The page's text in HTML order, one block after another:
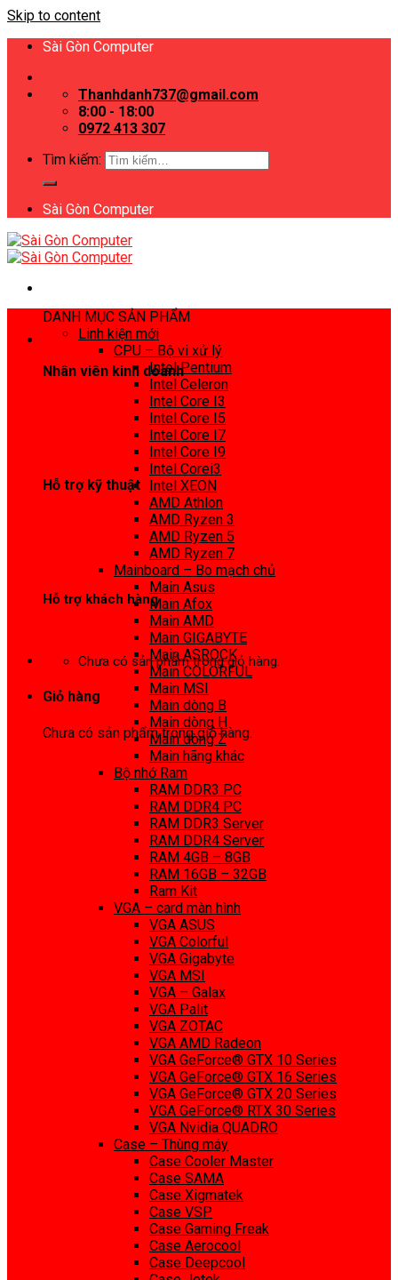
Skip to content
Sài Gòn Computer
Thanhdanh737@gmail.com
8:00 - 18:00
0972 413 307
Tìm kiếm:
Sài Gòn Computer
Nhân viên kinh doanh
Hỗ trợ kỹ thuật
Hỗ trợ khách hàng
Chưa có sản phẩm trong giỏ hàng.
Giỏ hàng
Chưa có sản phẩm trong giỏ hàng.
DANH MỤC SẢN PHẨM
Linh kiện mới
CPU – Bộ vi xử lý
Intel Pentium
Intel Celeron
Intel Core I3
Intel Core I5
Intel Core I7
Intel Core I9
Intel Corei3
Intel XEON
AMD Athlon
AMD Ryzen 3
AMD Ryzen 5
AMD Ryzen 7
Mainboard – Bo mạch chủ
Main Asus
Main Afox
Main AMD
Main GIGABYTE
Main ASROCK
Main COLORFUL
Main MSI
Main dòng B
Main dòng H
Main dòng Z
Main hãng khác
Bộ nhớ Ram
RAM DDR3 PC
RAM DDR4 PC
RAM DDR3 Server
RAM DDR4 Server
RAM 4GB – 8GB
RAM 16GB – 32GB
Ram Kit
VGA – card màn hình
VGA ASUS
VGA Colorful
VGA Gigabyte
VGA MSI
VGA – Galax
VGA Palit
VGA ZOTAC
VGA AMD Radeon
VGA GeForce® GTX 10 Series
VGA GeForce® GTX 16 Series
VGA GeForce® GTX 20 Series
VGA GeForce® RTX 30 Series
VGA Nvidia QUADRO
Case – Thùng máy
Case Cooler Master
Case SAMA
Case Xigmatek
Case VSP
Case Gaming Freak
Case Aerocool
Case Deepcool